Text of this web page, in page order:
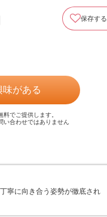
保存する
味がある
でご提供します。
い合わせではありません
寧に向き合う姿勢が徹底され